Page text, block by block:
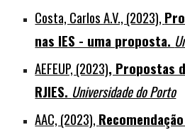
Costa, Carlos A.V., (2023),
nas IES - uma proposta.
AEFEUP, (2023), Propostas
RJIES. Universidade do Porto
AAC, (2023),